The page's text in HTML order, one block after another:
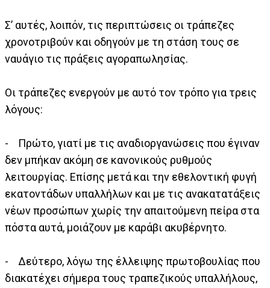
Σ’ αυτές, λοιπόν, τις περιπτώσεις οι τράπεζες
χρονοτριβούν και οδηγούν με τη στάση τους σε
ναυάγιο τις πράξεις αγοραπωλησίας.
Οι τράπεζες ενεργούν με αυτό τον τρόπο για τρεις
λόγους:
- Πρώτο, γιατί με τις αναδιοργανώσεις που έγιναν
δεν μπήκαν ακόμη σε κανονικούς ρυθμούς
λειτουργίας. Επίσης μετά και την εθελοντική φυγή
εκατοντάδων υπαλλήλων και με τις ανακατατάξεις
νέων προσώπων χωρίς την απαιτούμενη πείρα στα
πόστα αυτά, μοιάζουν με καράβι ακυβέρνητο.
- Δεύτερο, λόγω της έλλειψης πρωτοβουλίας που
διακατέχει σήμερα τους τραπεζικούς υπαλλήλους,